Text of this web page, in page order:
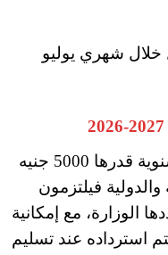
خلال شهري يوليو
– يلتزم طلاب المدارس الرسمية (عربي ولغات) بسداد مصروفات دراسية سنوية قدرها 5000 جنيه
فيلتزمون
الوزارة، مع إمكانية
استرداده عند تسليم